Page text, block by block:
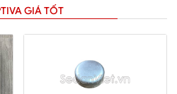
GIÁ TỐT